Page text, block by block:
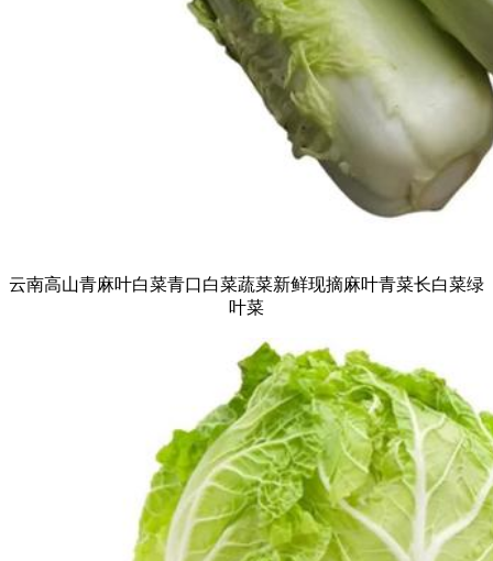
云南高山青麻叶白菜青口白菜蔬菜新鲜现摘麻叶青菜长白菜绿
叶菜